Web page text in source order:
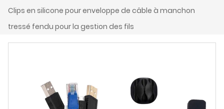
Clips en silicone pour enveloppe de câble à manchon
tressé fendu pour la gestion des fils